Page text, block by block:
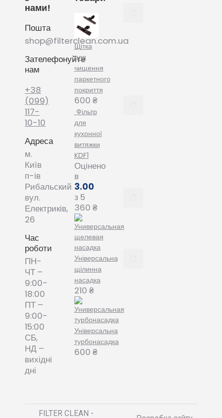
нами!
Пошта
shop@filterclean.com.ua
Зателефонуйте
нам
+38
(099)
117-
10-10
Адреса
м.
Київ
п-ів
Рибальский
вул.
Електриків,
26
Час
роботи
ПН-
ЧТ –
9:00-
18:00
ПТ –
9:00-
15:00
СБ,
НД –
вихідні
дні
Щітка
для
чищення
паркетного
покриття
600 ₴
Фільтр
для
кухонної
витяжки
KDF1
Оцінено
в
3.00
з 5
360 ₴
Універсальна
щілинна
насадка
210 ₴
Універсальна
турбонасадка
600 ₴
FILTER CLEAN -